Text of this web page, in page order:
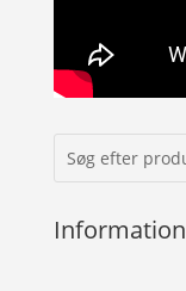
Information